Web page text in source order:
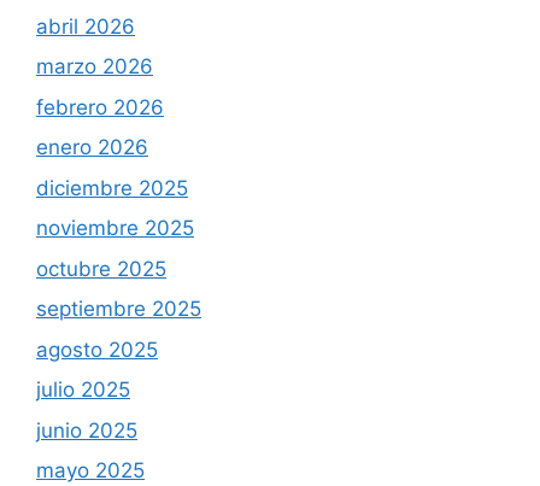
abril 2026
marzo 2026
febrero 2026
enero 2026
diciembre 2025
noviembre 2025
octubre 2025
septiembre 2025
agosto 2025
julio 2025
junio 2025
mayo 2025